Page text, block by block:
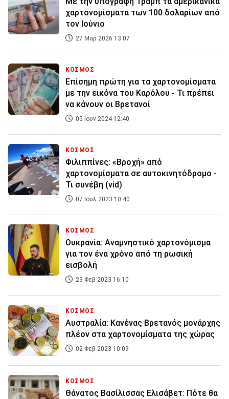
χαρτονομίσματα των 100 δολαρίων από
τον Ιούνιο
27 Μαρ 2026 13:07
ΚΟΣΜΟΣ
Επίσημη πρώτη για τα χαρτονομίσματα
με την εικόνα του Καρόλου - Τι πρέπει
να κάνουν οι Βρετανοί
05 Ιουν 2024 12:40
ΚΟΣΜΟΣ
Φιλιππίνες: «Βροχή» από
χαρτονομίσματα σε αυτοκινητόδρομο -
Τι συνέβη (vid)
07 Ιουλ 2023 10:40
ΚΟΣΜΟΣ
Ουκρανία: Αναμνηστικό χαρτονόμισμα
για τον ένα χρόνο από τη ρωσική
εισβολή
23 Φεβ 2023 16:10
ΚΟΣΜΟΣ
Αυστραλία: Κανένας Βρετανός μονάρχης
πλέον στα χαρτονομίσματα της χώρας
02 Φεβ 2023 10:09
ΚΟΣΜΟΣ
Θάνατος Βασίλισσας Ελισάβετ: Πότε θα